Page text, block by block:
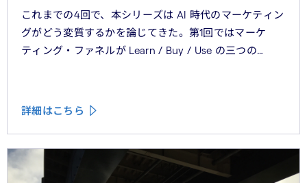
これまでの4回で、本シリーズは AI 時代のマーケティン
グがどう変質するかを論じてきた。第1回ではマーケ
ティング・ファネルが Learn / Buy / Use の三つの
第3回では Learn フェーズで再定義されつつあるブラン
れらの議論を日本市場の文脈に着地させる。そして、希
望の視座を提示したい——日本の「顧客との関係構
詳細はこちら